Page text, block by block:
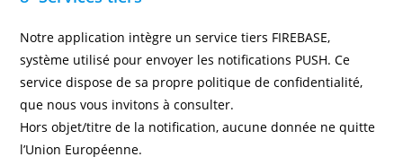
Notre application intègre un service tiers FIREBASE,
système utilisé pour envoyer les notifications PUSH. Ce
service dispose de sa propre politique de confidentialité,
que nous vous invitons à consulter.
Hors objet/titre de la notification, aucune donnée ne quitte
l’Union Européenne.